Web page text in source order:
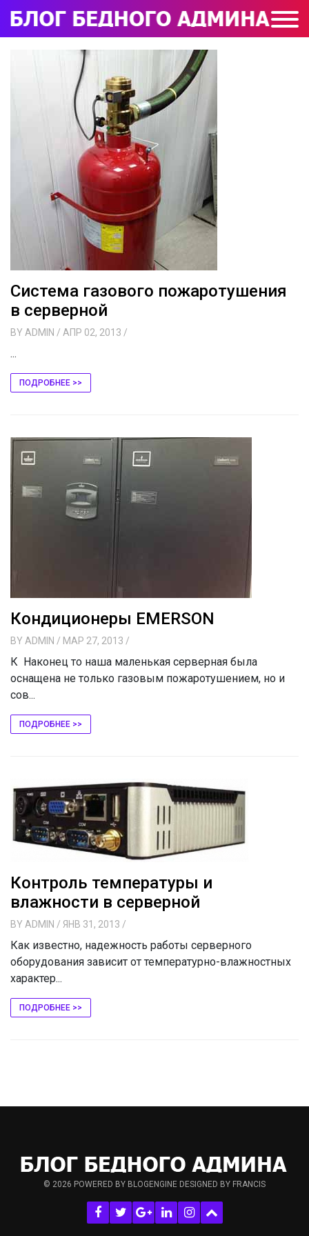
Система газового пожаротушения
в серверной
BY ADMIN / АПР 02, 2013 /
...
ПОДРОБНЕЕ >>
Кондиционеры EMERSON
BY ADMIN / МАР 27, 2013 /
К Наконец то наша маленькая серверная была
оснащена не только газовым пожаротушением, но и
сов...
ПОДРОБНЕЕ >>
Контроль температуры и
влажности в серверной
BY ADMIN / ЯНВ 31, 2013 /
Как известно, надежность работы серверного
оборудования зависит от температурно-влажностных
характер...
ПОДРОБНЕЕ >>
© 2026 POWERED BY BLOGENGINE DESIGNED BY FRANCIS